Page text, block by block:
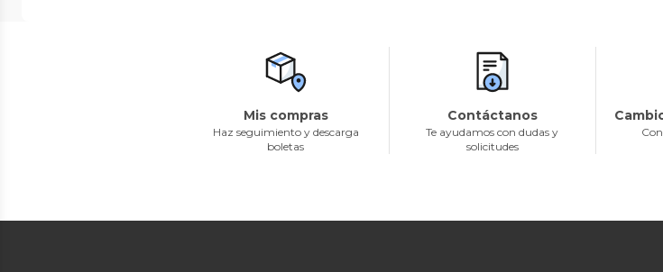
Mis compras
Haz seguimiento y descarga
boletas
Contáctanos
Te ayudamos con dudas y
solicitudes